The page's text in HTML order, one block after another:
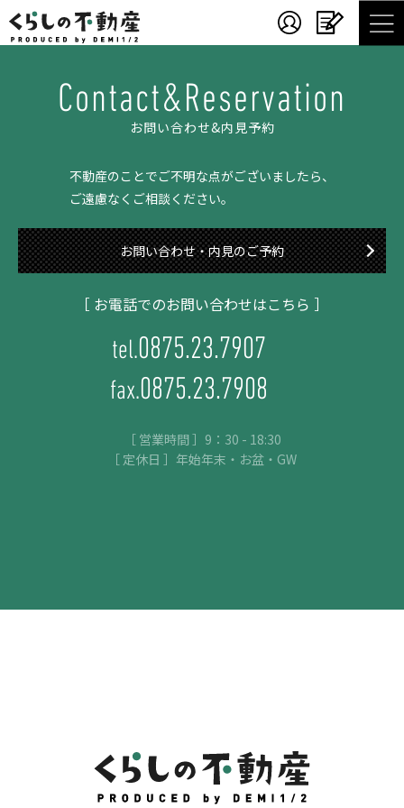
Contact&Reservation
お問い合わせ&内見予約
不動産のことでご不明な点がございましたら、
ご遠慮なくご相談ください。
お問い合わせ・内見のご予約
［ お電話でのお問い合わせはこちら ］
tel.0875.23.7907
fax.0875.23.7908
［ 営業時間 ］9：30 - 18:30
［ 定休日 ］年始年末・お盆・GW